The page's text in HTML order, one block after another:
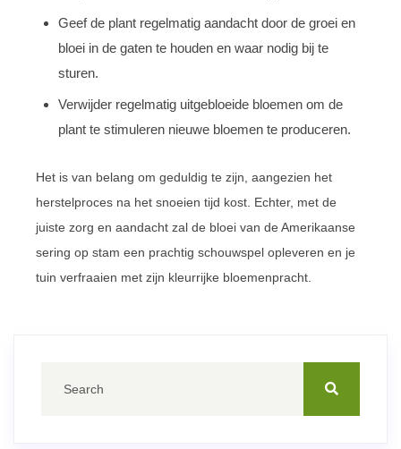
Geef de plant regelmatig aandacht door de groei en
bloei in de gaten te houden en waar nodig bij te
sturen.
Verwijder regelmatig uitgebloeide bloemen om de
plant te stimuleren nieuwe bloemen te produceren.
Het is van belang om geduldig te zijn, aangezien het
herstelproces na het snoeien tijd kost. Echter, met de
juiste zorg en aandacht zal de bloei van de Amerikaanse
sering op stam een prachtig schouwspel opleveren en je
tuin verfraaien met zijn kleurrijke bloemenpracht.